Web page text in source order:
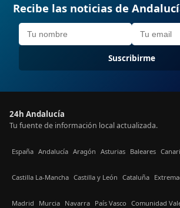
Recibe las noticias de
Suscribirme
24h Andalucía
Tu fuente de información local actualizada.
España Andalucía Aragón Asturias Baleares
Castilla La-Mancha Castilla y León Cataluña
Madrid Murcia Navarra País Vasco Comunidad